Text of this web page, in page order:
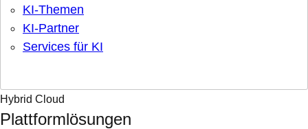
KI-Themen
KI-Partner
Services für KI
Hybrid Cloud
Plattformlösungen